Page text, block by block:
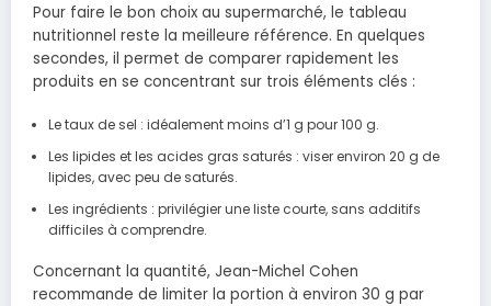
Pour faire le bon choix au supermarché, le tableau
nutritionnel reste la meilleure référence. En quelques
secondes, il permet de comparer rapidement les
produits en se concentrant sur trois éléments clés :
Le taux de sel : idéalement moins d’1 g pour 100 g.
Les lipides et les acides gras saturés : viser environ 20 g de
lipides, avec peu de saturés.
Les ingrédients : privilégier une liste courte, sans additifs
difficiles à comprendre.
Concernant la quantité, Jean-Michel Cohen
recommande de limiter la portion à environ 30 g par